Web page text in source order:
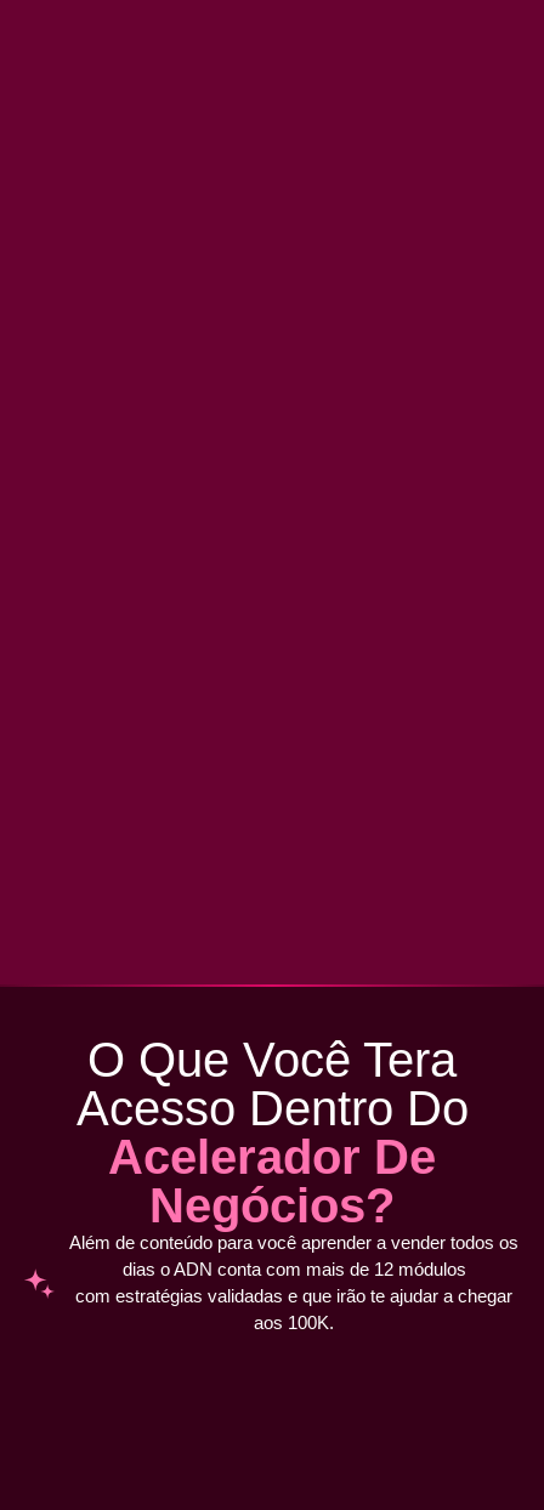
O Que Você Tera
Acesso Dentro Do
Acelerador De
Negócios?
Além de conteúdo para você aprender a vender todos os
dias o ADN conta com mais de 12 módulos
com estratégias validadas e que irão te ajudar a chegar
aos 100K.